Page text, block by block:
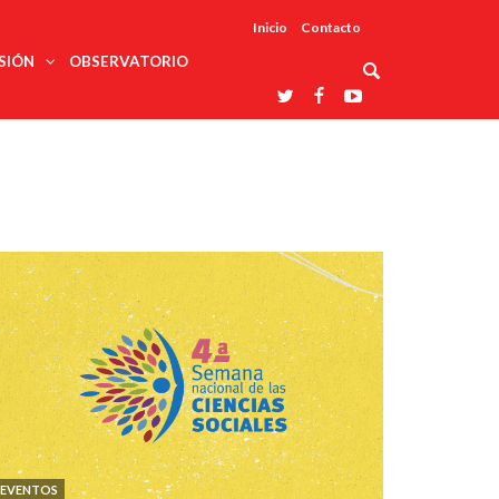
Inicio Contacto
ciencias
pública
social
temáticas
Laboratorios
nacionales
Entidades
afines
De México
En Su 475
Aniversario
OBSERVATORIO
EVENTOS